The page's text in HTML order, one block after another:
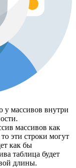
у массивов внутри
массивов как
эти строки могут
как бы
таблица будет
длины.